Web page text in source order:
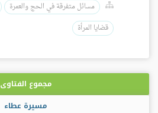
مسائل متفرقة في الحج والعمرة
قضايا المرأة
مجموع الفتاوى
مسيرة عطاء